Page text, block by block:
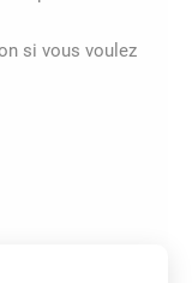
si vous voulez